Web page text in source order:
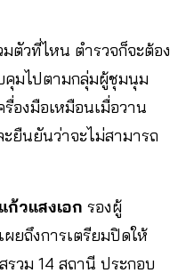
ตัวที่ไหน ตำรวจก็จะต้อง
มไปตามกลุ่มผู้ชุมนุม
องมือเหมือนเมื่อวาน
ยืนยันว่าจะไม่สามารถ
วแสงเอก รองผู้
ยถึงการเตรียมปิดให้
วม 14 สถานี ประกอบ